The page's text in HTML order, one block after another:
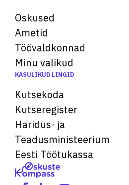
Oskused
Ametid
Töövaldkonnad
Minu valikud
KASULIKUD LINGID
Kutsekoda
Kutseregister
Haridus- ja
Teadusministeerium
Eesti Töötukassa